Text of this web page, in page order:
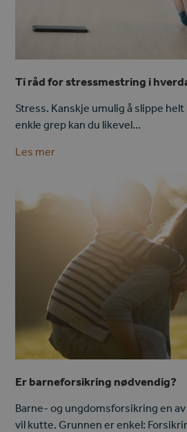
Ti råd for stressmestring i
Stress. Kanskje umulig å slippe
enkle grep kan du likevel…
Les mer
Er barneforsikring nødvendig?
Barne- og ungdomsforsikring en
vil kutte. Grunnen er enkel: